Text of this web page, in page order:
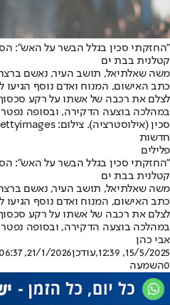
"החזקתי סכין בגלל הבשר על האש":
קטלנית בבת ים
משה שאלתיאל, תושב העיר, נאשם
כתב האישום, המנוח ואדם נוסף
לצלם את רכבה של אשתו על רקע
במהלכה בוצעה הדקירה, ובסופה
סכין (אילוסטרציה). צילום: Gettyimages
חדשות
פלילים
"החזקתי סכין בגלל הבשר על האש":
קטלנית בבת ים
משה שאלתיאל, תושב העיר, נאשם
כתב האישום, המנוח ואדם נוסף
לצלם את רכבה של אשתו על רקע
במהלכה בוצעה הדקירה, ובסופה
אבי כהן
15/5/2025, 12:39
,עודכן21/1/2026, 06:37
0השמעה